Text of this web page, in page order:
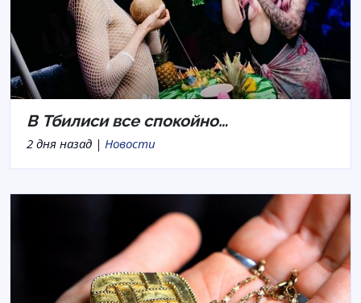
В Тбилиси все спокойно…
2 дня назад | Новости